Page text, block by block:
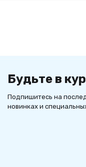
Будьте в
Подпишитесь на
новинках и